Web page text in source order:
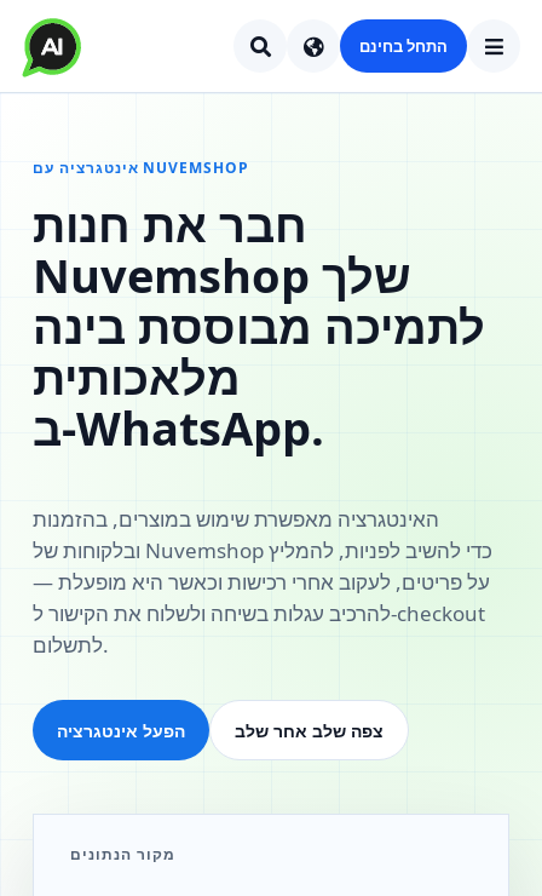
התחל בחינם
אינטגרציה עם NUVEMSHOP
חבר את חנות
Nuvemshop שלך
לתמיכה מבוססת בינה
מלאכותית
ב‑WhatsApp.
האינטגרציה מאפשרת שימוש במוצרים, בהזמנות
ובלקוחות של Nuvemshop כדי להשיב לפניות, להמליץ
על פריטים, לעקוב אחרי רכישות וכאשר היא מופעלת —
להרכיב עגלות בשיחה ולשלוח את הקישור ל-checkout
לתשלום.
הפעל אינטגרציה צפה שלב אחר שלב
מקור הנתונים